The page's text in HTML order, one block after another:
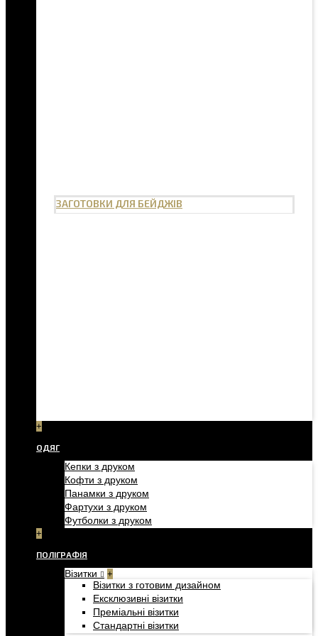
ЗАГОТОВКИ ДЛЯ БЕЙДЖІВ
+
ОДЯГ
Кепки з друком
Кофти з друком
Панамки з друком
Фартухи з друком
Футболки з друком
+
ПОЛІГРАФІЯ
Візитки +
Візитки з готовим дизайном
Ексклюзивні візитки
Преміальні візитки
Стандартні візитки